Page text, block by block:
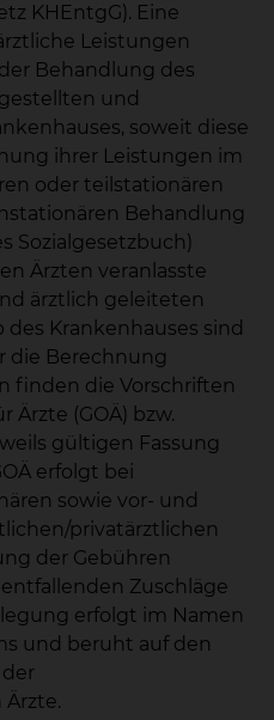
KHEntgG). Eine
Leistungen
Behandlung des
und
soweit diese
ihrer Leistungen im
oder teilstationären
Behandlung
Sozialgesetzbuch)
Ärzten veranlasste
ärztlich geleiteten
Krankenhauses sind
die Berechnung
finden die Vorschriften
Ärzte (GOÄ) bzw.
gültigen Fassung
erfolgt bei
sowie vor- und
privatärztlichen
der Gebühren
Zuschläge
erfolgt im Namen
und beruht auf den